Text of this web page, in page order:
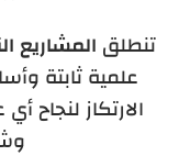
تنطلق المشاريع
علمية ثابتة
الارتكاز لنجاح